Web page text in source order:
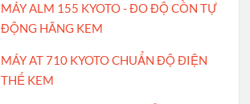
MÁY ALM 155 KYOTO - ĐO ĐỘ CỒN TỰ
ĐỘNG HÃNG KEM
MÁY AT 710 KYOTO CHUẨN ĐỘ ĐIỆN
THẾ KEM